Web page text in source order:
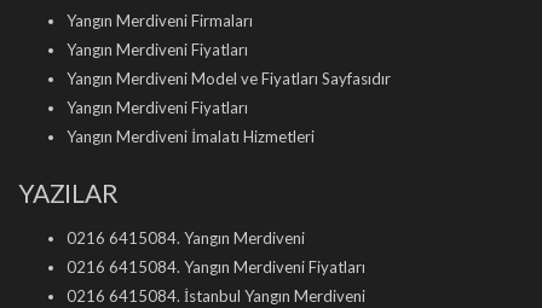
Yangın Merdiveni Firmaları
Yangın Merdiveni Fiyatları
Yangın Merdiveni Model ve Fiyatları Sayfasıdır
Yangın Merdiveni Fiyatları
Yangın Merdiveni İmalatı Hizmetleri
YAZILAR
0216 6415084. Yangın Merdiveni
0216 6415084. Yangın Merdiveni Fiyatları
0216 6415084. İstanbul Yangın Merdiveni